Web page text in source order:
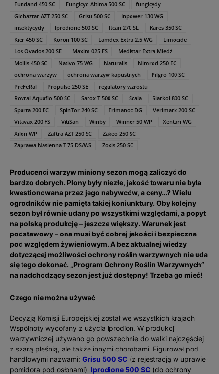
Fundand 450 SC
Fungicyd Altima 500 SC
fungicydy
Globaztar AZT 250 SC
Grisu 500 SC
Inpower 130 WG
insektycydy
Iprodione 500 SC Itcan 270 SL
Kares 350 SC
Kier 450 SC
Koron 100 SC Lamdex Extra 2.5 WG
Limocide
Los Ovados 200 SE
Maxim 025 FS
Medistar Extra Miedź
Mollis 450 SC
Nativo 75 WG Naturalis
Nimrod 250 EC
ochrona warzyw
ochrona warzyw kapustnych
Pilgro 100 SC
PreFeRal
Propulse 250 SE
regulatory wzrostu
Rovral Aquaflo 500 SC
Sarox T 500 SC Scala
Siarkol 800 SC
Sparta 200 EC
SpinTor 240 SC Trimanoc DG
Verimark 200 SC
Vitavax 200 FS
VitiSan Winby Winner 50 WP
Xentari WG
Xilon WP
Zaftra AZT 250 SC
Zakeo 250 SC
Zaprawa Nasienna T 75 DS/WS
Zoxis 250 SC
Producenci warzyw miniony sezon mogą zaliczyć do
bardzo dobrych. Plony były niezłe, jakość towaru nie była
kwestionowana przez jego nabywców, a ceny…? Wielu
ogrodników nie pamięta takiej koniunktury. Oby kolejny
sezon był równie udany po wszystkimi względami, a popyt
na polską produkcję – jeszcze większy. Warunek jest
podstawowy – ona musi być dobrej jakości i bezpieczna
pod względem żywieniowym. A bez aktualnej wiedzy
dotyczącej możliwości ochrony roślin warzywnych nie uda
się tego dokonać. „Program Ochrony Roślin Warzywnych”
na nadchodzący sezon jest już dostępny! Trzeba go mieć!
Czego nie można używać
Decyzją Komisji Europejskiej został we wszystkich krajach
Wspólnoty wycofany z użycia iprodion. W produkcji
warzywniczej używano go powszechnie do walki najczęściej
z szarą pleśnią, ale także innymi chorobami. Figurował pod
handlowymi nazwami: Grisu 500 SC (z rejestracją w uprawie
pomidora pod osłonami), Iprodione 500 SC (do ochrony